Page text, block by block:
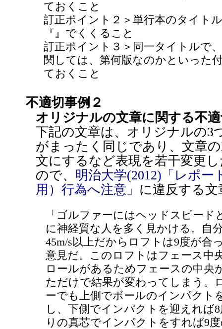
ておくこと
訂正ポイント２＞単行本のタイト
『』でくくること
訂正ポイント３＞同一タイトルで
関しては、第何版なのかといった
ておくこと
不適切事例２
オリジナルの文章に関する不
下記の文章は、オリジナルの3
がまったく同じであり、文章
文にするなど表現を若干変更
ので、 明治大学(2012)「レポー
用）行為へ注意」 に違反する
「ゴルファーにはヘッドスピー
に神経質な人を多く見かける。自
45m/s以上だからロフトは9度が合
意見だ。このロフトはフェース中
ロールがあるためフェースの中央
ただけで結果が変わってしまう。
ーでも上側でボールのインパクト
し、下側でインパクトを迎えれば
りの真芯でインパクトをすれば9